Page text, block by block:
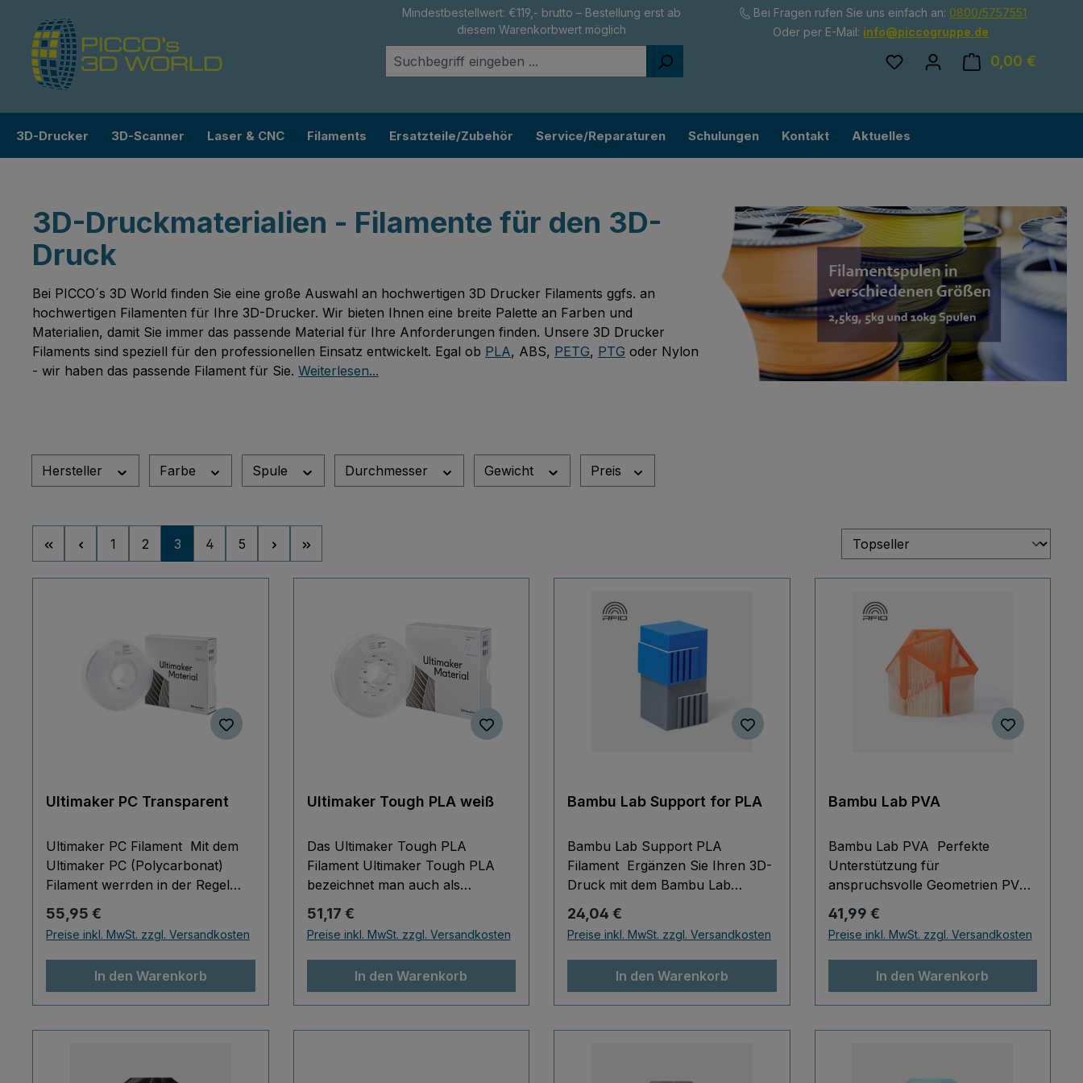
Hauptinhalt springen
Zur Suche springen
Zur Hauptnavigation springen
Mindestbestellwert: €119,- brutto – Bestellung erst ab
diesem Warenkorbwert möglich
Bei Fragen rufen Sie uns einfach an: 0800/5757551
Oder per E-Mail: info@piccogruppe.de
Du hast 0 Produkte auf
0,00 €
3D-Drucker 3D-Scanner Laser & CNC Filaments Ersatzteile/Zubehör Service/Reparaturen Schulungen Kontakt Aktuelles
3D-Druckmaterialien - Filamente für den 3D-
Druck
Bei PICCO´s 3D World finden Sie eine große Auswahl an hochwertigen 3D Drucker Filaments ggfs. an
hochwertigen Filamenten für Ihre 3D-Drucker. Wir bieten Ihnen eine breite Palette an Farben und
Materialien, damit Sie immer das passende Material für Ihre Anforderungen finden. Unsere 3D Drucker
Filaments sind speziell für den professionellen Einsatz entwickelt. Egal ob PLA, ABS, PETG, PTG oder Nylon
- wir haben das passende Filament für Sie. Weiterlesen...
Hersteller Farbe Spule Durchmesser Gewicht Preis
Seite
1 Seite
2 Seite
3 Seite
4 Seite
5
Ultimaker PC Transparent
Ultimaker PC Filament Mit dem
Ultimaker PC (Polycarbonat)
Filament werrden in der Regel
stabile und robuste Bauteile
produziert, die bis zu 110°C
formbeständig bleiben. Häufig
werden mit diesm Filament
Werkzeuge, Funktionsprototypen
etc. produziert.
Regulärer Preis:
55,95 €
Preise inkl. MwSt. zzgl. Versandkosten
In den Warenkorb
Ultimaker Tough PLA weiß
Das Ultimaker Tough PLA
Filament Ultimaker Tough PLA
bezeichnet man auch als
technisches PLA. Es ist bezüglich
der Robustheit mit ABS
vergleichbar. Das Ultimaker
Tough PLA ist so einfach zu
drucken wie das normale PLA.
Allerdings sondert es keine
Regulärer Preis:
51,17 €
Preise inkl. MwSt. zzgl. Versandkosten
In den Warenkorb
Bambu Lab Support for PLA
Bambu Lab Support PLA
Filament Ergänzen Sie Ihren 3D-
Druck mit dem Bambu Lab
Support für PLA, einem
wasserlöslichen Stützmaterial
speziell entwickelt fürs
Kombidrucken mit PLA. Es lässt
sich einfach drucken und
anschließend rückstandslos
optimierte Rezeptur sorgt für
Regulärer Preis:
24,04 €
Preise inkl. MwSt. zzgl. Versandkosten
In den Warenkorb
Bambu Lab PVA
Bambu Lab PVA Perfekte
Unterstützung für
anspruchsvolle Geometrien PVA
ist ein wasserlösliches
Supportfilament, das ideal für
Überhänge, Hohlräume und
filigrane Strukturen geeignet ist.
Es hinterlässt nach dem
Entfernen eine glatte Oberfläche
Verbundwerkstoffen PVA eignet
Regulärer Preis:
41,99 €
Preise inkl. MwSt. zzgl. Versandkosten
In den Warenkorb